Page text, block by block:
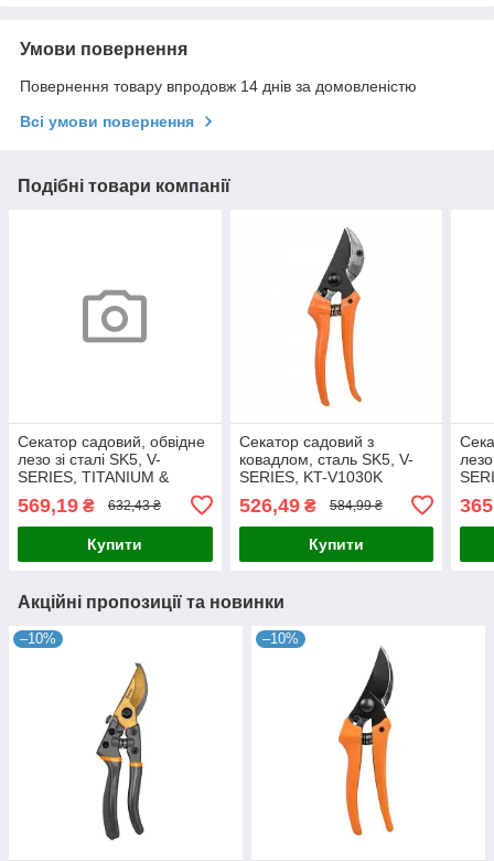
Умови повернення
Повернення товару впродовж 14 днів за домовленістю
Всі умови повернення
Подібні товари компанії
Секатор садовий, обвідне
лезо зі сталі SK5, V-
SERIES, TITANIUM &
569,19 ₴ 632,43 ₴
Купити
Секатор садовий з
ковадлом, сталь SK5, V-
SERIES, KT-V1030K
526,49₴ 584,99 ₴
Купити
Акційні пропозиції та новинки
–10% –10%